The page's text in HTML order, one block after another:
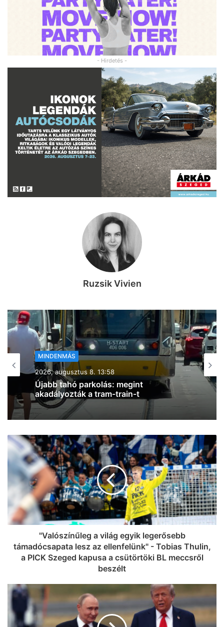
- Hirdetés -
Ruzsik Vivien
MINDENMÁS
2026, augusztus 8. 13:39
Tetejére borult egy autó Csongrád és
Gátér között
MINDENMÁS
2026, augusztus 8. 11:46
Durva ráfutásos baleset történt az M5-
ös autópályán
"Valószínűleg a világ egyik legerősebb
támadócsapata lesz az ellenfelünk" - Tobias Thulin,
a PICK Szeged kapusa a csütörtöki BL meccsről
beszélt